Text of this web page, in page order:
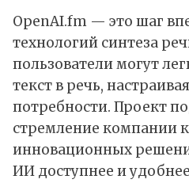
OpenAI.fm — это шаг
технологий синтеза
пользователи могут
текст в речь,
потребности. Проект
стремление компании
инновационных
ИИ доступнее и